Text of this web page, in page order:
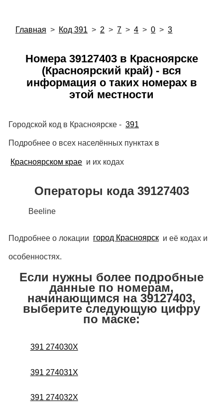
Главная > Код 391 > 2 > 7 > 4 > 0 > 3
Номера 39127403 в Красноярске
(Красноярский край) - вся
информация о таких номерах в
этой местности
Городской код в Красноярске - 391
Подробнее о всех населённых пунктах в
Красноярском крае и их кодах
Операторы кода 39127403
Beeline
Подробнее о локации город Красноярск и её кодах и
особенностях.
Если нужны более подробные
данные по номерам,
начинающимся на 39127403,
выберите следующую цифру
по маске:
391 274030X
391 274031X
391 274032X